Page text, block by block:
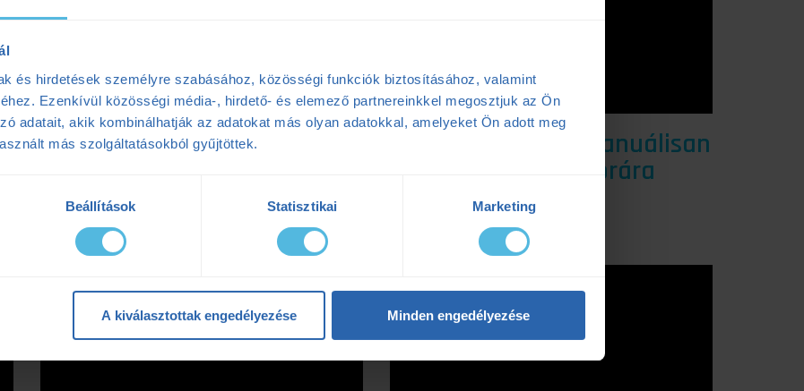
és hirdetések személyre szabásához, közösségi funkciók biztosításához, valamint
Ezenkívül közösségi média-, hirdető- és elemező partnereinkkel megosztjuk az Ön
adatait, akik kombinálhatják az adatokat más olyan adatokkal, amelyeket Ön adott meg
más szolgáltatásokból gyűjtöttek.
Beállítások Statisztikai Marketing
A kiválasztottak engedélyezése Minden engedélyezése
Edzés másolása Garmin Edzés másolása manuálisan
Garmin sportórára